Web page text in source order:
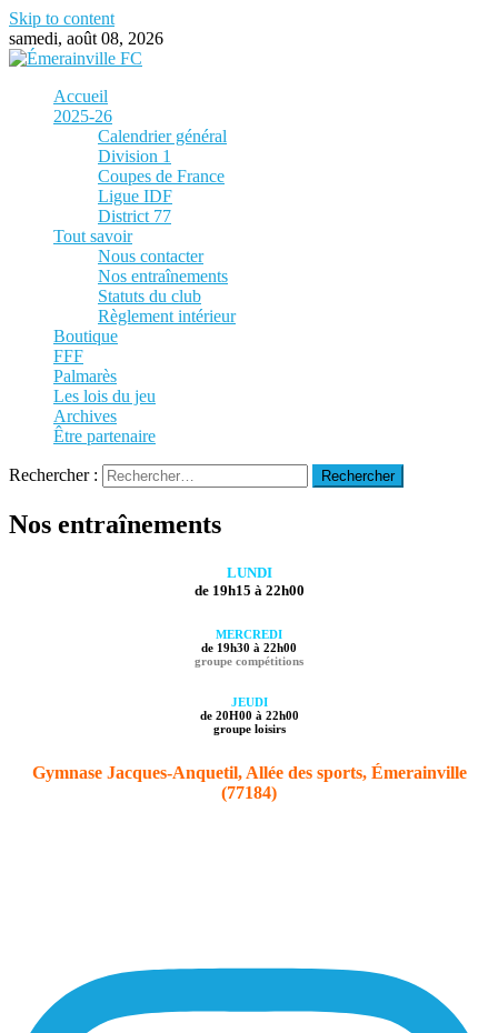
Skip to content
samedi, août 08, 2026
Accueil
2025-26
Calendrier général
Division 1
Coupes de France
Ligue IDF
District 77
Tout savoir
Nous contacter
Nos entraînements
Statuts du club
Règlement intérieur
Boutique
FFF
Palmarès
Les lois du jeu
Archives
Être partenaire
Rechercher :
Nos entraînements
LUNDI
de 19h15 à 22h00
MERCREDI
de 19h30 à 22h00
groupe compétitions
JEUDI
de 20H00 à 22h00
groupe loisirs
Gymnase Jacques-Anquetil, Allée des sports, Émerainville
(77184)